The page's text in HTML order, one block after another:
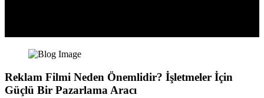
Reklam Filmi Neden Önemlidir? İşletmeler İçin
Güçlü Bir Pazarlama Aracı